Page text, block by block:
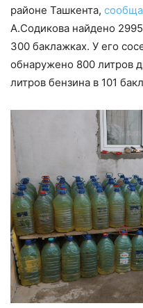
районе Ташкента,
А.Содикова найдено
300 баклажках. У его
обнаружено 800 литров
литров бензина в 101